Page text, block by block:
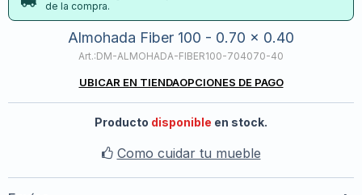
de la compra.
Almohada Fiber 100 - 0.70 x 0.40
DM-ALMOHADA-FIBER100-704070-40
UBICAR EN TIENDAOPCIONES DE PAGO
Producto disponible en stock.
Como cuidar tu mueble